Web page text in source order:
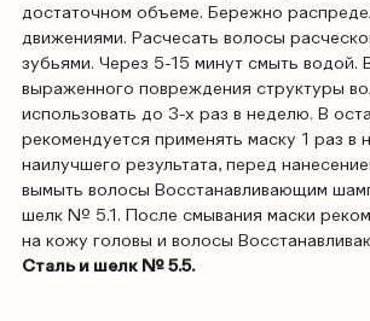
достаточном объеме. Бережно
движениями. Расчесать волосы
зубьями. Через 5-15 минут смыть водой.
выраженного повреждения структуры
использовать до 3-х раз в неделю. В
рекомендуется применять маску 1 раз в
наилучшего результата, перед
вымыть волосы Восстанавливающим
шелк № 5.1. После смывания маски
на кожу головы и волосы
Сталь и шелк № 5.5.